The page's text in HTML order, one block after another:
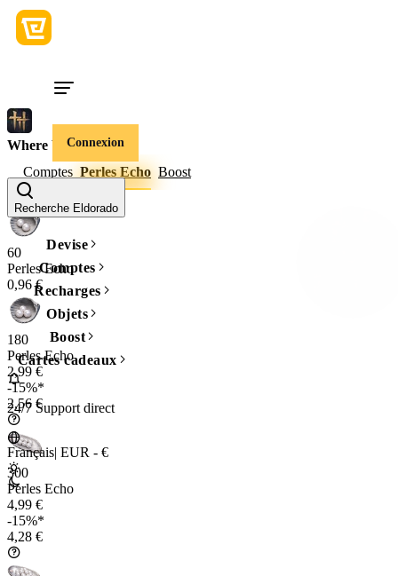
Connexion
Recherche Eldorado
Devise
Comptes
Recharges
Objets
Boost
Cartes cadeaux
24/7 Support direct
Français| EUR - €
Where Winds Meet
Comptes Perles Echo Boost
Quantité
60
Perles Echo
0,96 €
180
Perles Echo
2,99 €
-15%*
2,56 €
300
Perles Echo
4,99 €
-15%*
4,28 €